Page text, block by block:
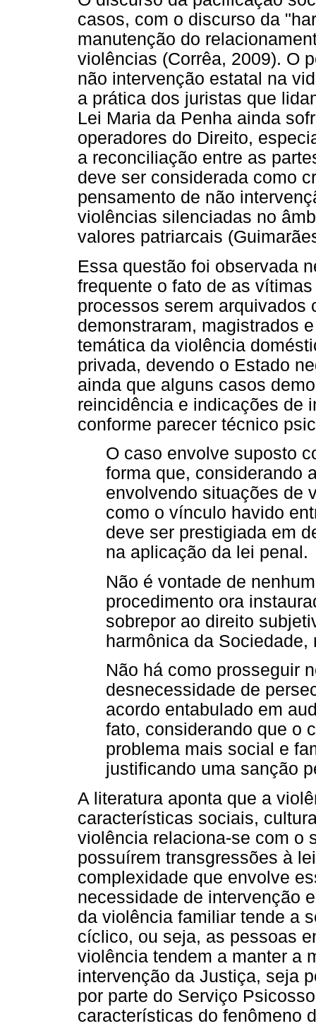
casos, com o discurso da
manutenção do
violências (Corrêa, 2009). O
não intervenção estatal na
a prática dos juristas que
Lei Maria da Penha ainda
operadores do Direito,
a reconciliação entre as
deve ser considerada como
pensamento de não
violências silenciadas no
valores patriarcais
Essa questão foi observada
frequente o fato de as
processos serem arquivados
demonstraram, magistrados
temática da violência
privada, devendo o Estado
ainda que alguns casos
reincidência e indicações de
conforme parecer técnico
O caso envolve suposto
forma que, considerando
envolvendo situações de
como o vínculo havido
deve ser prestigiada em
na aplicação da lei penal.
Não é vontade de
procedimento ora
sobrepor ao direito
harmônica da
Não há como prosseguir
desnecessidade de
acordo entabulado em
fato, considerando que o
problema mais social e
justificando uma sanção
A literatura aponta que a
características sociais,
violência relaciona-se com o
possuírem transgressões à
complexidade que envolve
necessidade de intervenção
da violência familiar tende a
cíclico, ou seja, as pessoas
violência tendem a manter a
intervenção da Justiça, seja
por parte do Serviço
características do fenômeno